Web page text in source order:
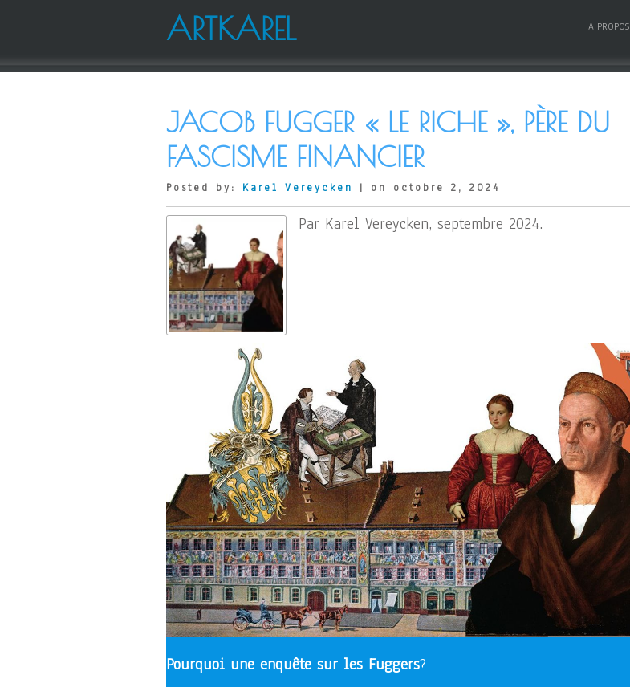
ARTKAREL A PROPOS
JACOB FUGGER « LE RICHE », PÈRE DU
FASCISME FINANCIER
Posted by: Karel Vereycken | on octobre 2, 2024
Par Karel Vereycken, septembre 2024.
Pourquoi une enquête sur les Fuggers?